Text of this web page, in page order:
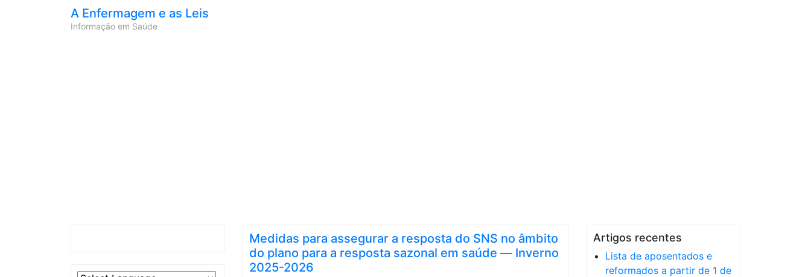
A Enfermagem e as Leis
Informação em Saúde
Medidas para assegurar a resposta do SNS no âmbito
do plano para a resposta sazonal em saúde ― Inverno
2025-2026
Artigos recentes
Lista de aposentados e
reformados a partir de 1 de